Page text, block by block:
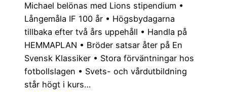
Michael belönas med Lions stipendium •
Långemåla IF 100 år • Högsbydagarna
tillbaka efter två års uppehåll • Handla på
HEMMAPLAN • Bröder satsar åter på En
Svensk Klassiker • Stora förväntningar hos
fotbollslagen • Svets- och vårdutbildning
står högt i kurs…